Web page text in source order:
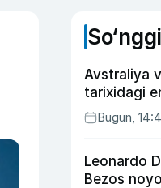
Avstraliya
tarixidagi
Bugun,
Leonardo
Bezos